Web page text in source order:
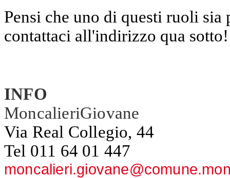
Pensi che uno di questi ruoli
contattaci all'indirizzo qua sotto!
INFO
MoncalieriGiovane
Via Real Collegio, 44
Tel 011 64 01 447